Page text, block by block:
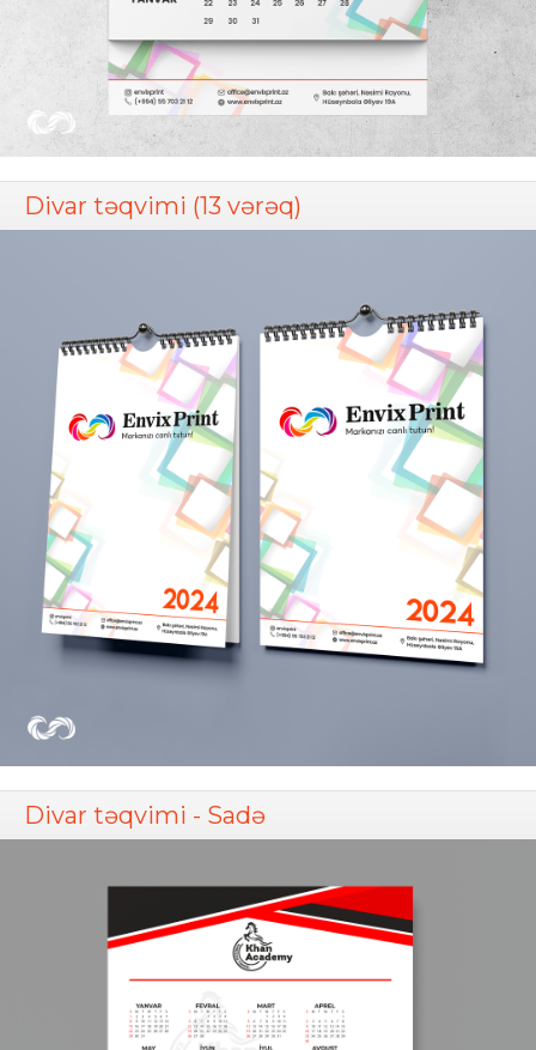
Divar təqvimi (13 vərəq)
Divar təqvimi - Sadə